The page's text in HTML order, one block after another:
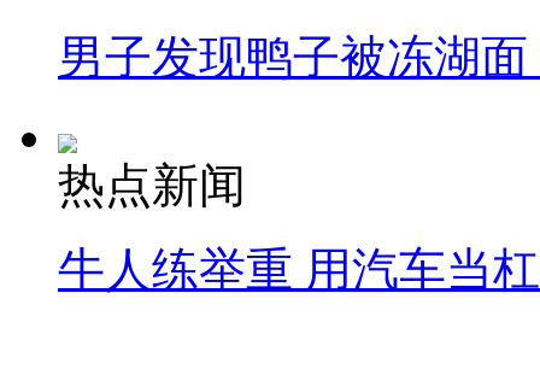
男子发现鸭子被冻湖
热点新闻
牛人练举重 用汽车当